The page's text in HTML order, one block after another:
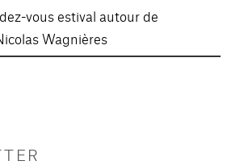
vous estival autour de
Wagnières